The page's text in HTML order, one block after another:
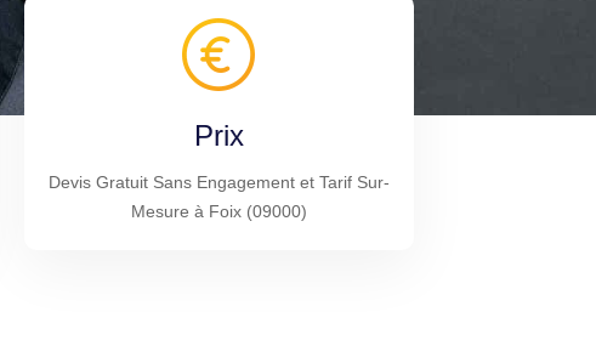
Prix
Devis Gratuit Sans Engagement et Tarif Sur-
Mesure à Foix (09000)